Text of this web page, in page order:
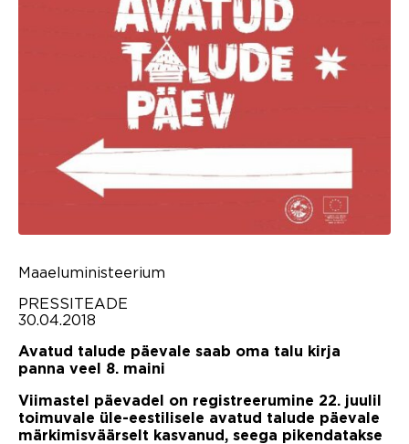
Maaeluministeerium
PRESSITEADE
30.04.2018
Avatud talude päevale saab oma talu kirja
panna veel 8. maini
Viimastel päevadel on registreerumine 22. juulil
toimuvale üle-eestilisele avatud talude päevale
märkimisväärselt kasvanud, seega pikendatakse